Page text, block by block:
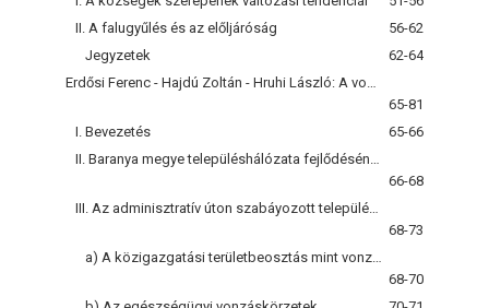
II. A falugyűlés és az előljáróság
56-62
Jegyzetek
62-64
65-81
I. Bevezetés
65-66
66-68
68-73
68-70